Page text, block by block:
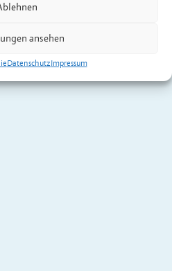
ansehen
DatenschutzImpressum